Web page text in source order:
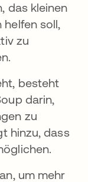
das kleinen
soll,
zu
besteht
darin,
zu
hinzu, dass
um mehr